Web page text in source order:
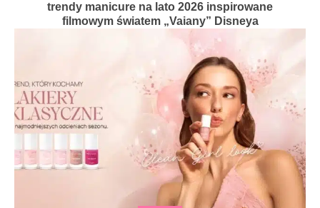
trendy manicure na lato 2026 inspirowane
filmowym światem „Vaiany” Disneya